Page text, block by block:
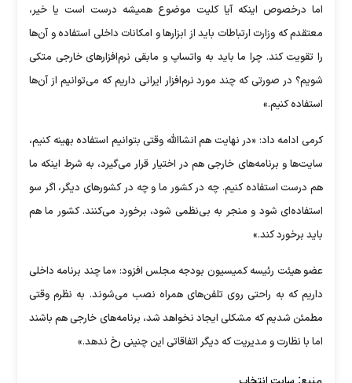
اما درخصوص اینکه آیا کلیت موضوع همیشه درست است یا خیر،
معتقدم که وزارت ارتباطات باید از ابزارها و امکانات داخلی استفاده و آن‌ها
را تقویت کند. چرا ما باید به واتساپ و مابقی نرم‌افزارهای خارجی متکی
شویم؟ در صورتی که چند مورد نرم‌افزار ایرانی داریم که می‌توانیم از آن‌ها
استفاده کنیم.»
کرمی ادامه داد: «در نهایت هم انشاالله وقتی بتوانیم استفاده بهینه کنیم،
سایت‌ها و برنامه‌های خارجی هم در اختیار قرار می‌گیرد، به شرط اینکه ما
هم درست استفاده کنیم. چه در کشور ما و چه در کشورهای دیگر، اگر سو
استفاده‌ای شود و منجر به بی‌نظمی شود، برخورد می‌کنند. کشور ما هم
باید برخورد کند.»
عضو هیئت رئیسه کمیسیون بودجه مجلس افزود: «ما چند برنامه داخلی
داریم که به راحتی روی تلفن‌های همراه نصب می‌شوند. به نظرم وقتی
مطمئن شدیم که مشکلی ایجاد نخواهد شد، برنامه‌های خارجی هم باشند
اما با نظارت و مدیریت که دیگر اتفاقاتی این چنینی رخ ندهد.»
منبع: